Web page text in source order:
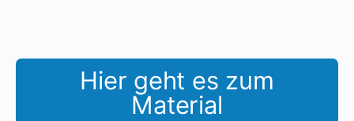
Hier geht es zum
Material